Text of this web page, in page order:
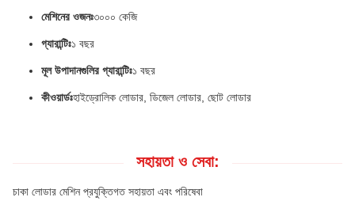
মেশিনের ওজনঃ৩০০০ কেজি
গ্যারান্টিঃ১ বছর
মূল উপাদানগুলির গ্যারান্টিঃ১ বছর
কীওয়ার্ডঃহাইড্রোলিক লোডার, ডিজেল লোডার, ছোট লোডার
সহায়তা ও সেবা:
চাকা লোডার মেশিন প্রযুক্তিগত সহায়তা এবং পরিষেবা